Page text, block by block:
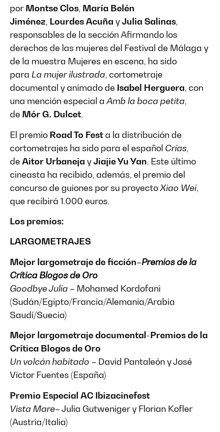
por Montse Clos, María Belén
Jiménez, Lourdes Acuña yJulia Salinas,
responsables de la sección Afirmando los
derechos de las mujeres del Festival de Málaga y
de la muestra Mujeres en escena, ha sido
para La mujer ilustrada, cortometraje
documental y animado de Isabel Herguera, con
una mención especial aAmb la boca petita,
de Mór G. Dulcet.
El premio Road To Fest a la distribución de
cortometrajes ha sido para el español Crías,
deAitor Urbaneja yJiajie Yu Yan. Este último
cineasta ha recibido, además, el premio del
concurso de guiones por su proyectoXiao Wei,
que recibirá 1.000 euros.
Los premios:
LARGOMETRAJES
Mejor largometraje de ficción–Premios de la
Crítica Blogos de Oro
Goodbye Julia – Mohamed Kordofani
(Sudán/Egipto/Francia/Alemania/Arabia
Saudí/Suecia)
Mejor largometraje documental-Premios de la
Crítica Blogos de Oro
Un volcán habitado – David Pantaleón y José
Víctor Fuentes (España)
Premio Especial AC Ibizacinefest
Vista Mare– Julia Gutweniger y Florian Kofler
(Austria/Italia)